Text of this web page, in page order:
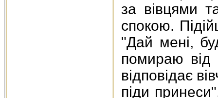
за вівцями
спокою.
"Дай мені,
помираю
відповідає
піди